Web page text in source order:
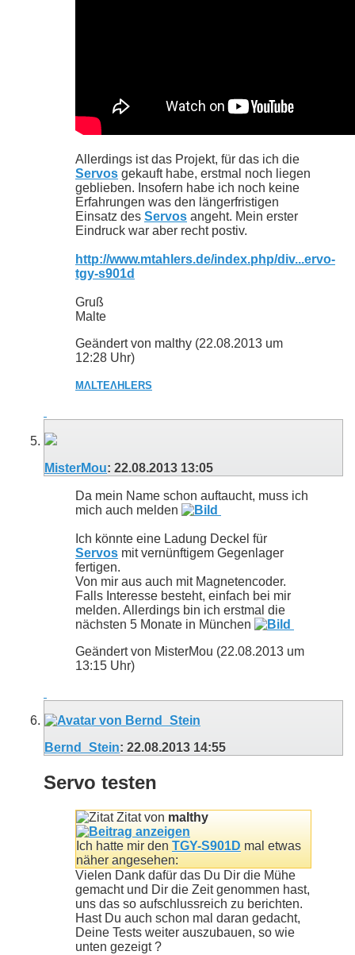
Allerdings ist das Projekt, für das ich die
Servos gekauft habe, erstmal noch liegen
geblieben. Insofern habe ich noch keine
Erfahrungen was den längerfristigen
Einsatz des Servos angeht. Mein erster
Eindruck war aber recht postiv.
http://www.mtahlers.de/index.php/div...ervo-
tgy-s901d
Gruß
Malte
Geändert von malthy (22.08.2013 um
12:28 Uhr)
MΛLTEΛHLERS
MisterMou: 22.08.2013 13:05
Da mein Name schon auftaucht, muss ich
mich auch melden
Ich könnte eine Ladung Deckel für
Servos mit vernünftigem Gegenlager
fertigen.
Von mir aus auch mit Magnetencoder.
Falls Interesse besteht, einfach bei mir
melden. Allerdings bin ich erstmal die
nächsten 5 Monate in München
Geändert von MisterMou (22.08.2013 um
13:15 Uhr)
Bernd_Stein: 22.08.2013 14:55
Servo testen
Zitat von malthy
Ich hatte mir den TGY-S901D mal etwas
näher angesehen:
Vielen Dank dafür das Du Dir die Mühe
gemacht und Dir die Zeit genommen hast,
uns das so aufschlussreich zu berichten.
Hast Du auch schon mal daran gedacht,
Deine Tests weiter auszubauen, so wie
unten gezeigt ?